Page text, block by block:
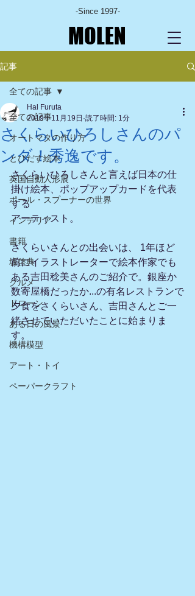
-Since 1997-
MOLEN
記事
全ての記事
オートマタの作り方
とびだす絵本
英国自動人形展
ポール・スプーナーの世界
インテリア
書籍
坂啓典
グルメ
ドローン
ある日の風景
機構模型
アート・トイ
ペーパークラフト
全ての記事
さくらいひろしさんのパ
ンダ！秀逸です。
Hal Furuta
2019年11月19日 読了時間: 1分
さくらいひろしさんと言えば日本の仕
掛け絵本、ポップアップカードを代表
する
アーティスト。
さくらいさんとの出会いは、 1年ほど
前にイラストレーターで絵本作家でも
ある吉田稔美さんのご紹介で。銀座か
数寄屋橋だったか...の有名レストランで
夕食をさくらいさん、吉田さんとご一
緒させていただいたことに始まりま
す。